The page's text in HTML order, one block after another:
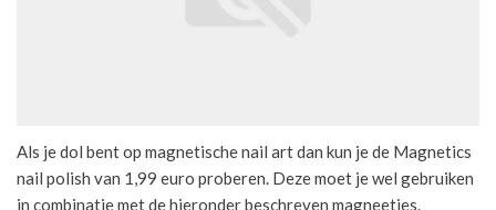
Als je dol bent op magnetische nail art dan kun je de Magnetics
nail polish van 1,99 euro proberen. Deze moet je wel gebruiken
in combinatie met de hieronder beschreven magneetjes.